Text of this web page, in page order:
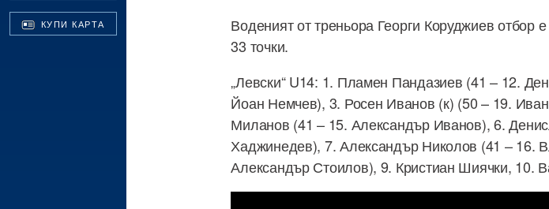
КУПИ КАРТА
Воденият от треньора Георги Коруджиев отбор
33 точки.
„Левски“ U14: 1. Пламен Пандазиев (41 – 12.
Йоан Немчев), 3. Росен Иванов (к) (50 – 19.
Миланов (41 – 15. Александър Иванов), 6.
Хаджинедев), 7. Александър Николов (41 – 16.
Александър Стоилов), 9. Кристиан Шиячки, 10.